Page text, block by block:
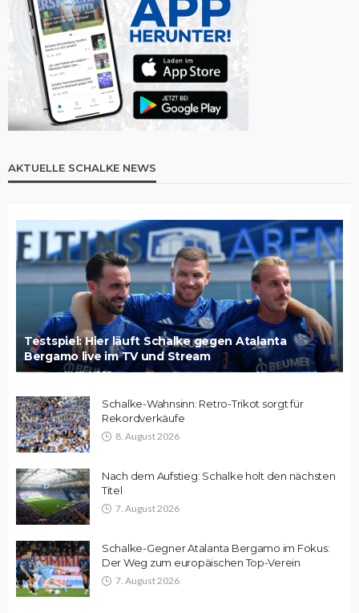
AKTUELLE SCHALKE NEWS
Testspiel: Hier läuft Schalke gegen Atalanta
Bergamo live im TV und Stream
Schalke-Wahnsinn: Retro-Trikot sorgt für
Rekordverkäufe
8. August 2026
Nach dem Aufstieg: Schalke holt den nächsten
Titel
7. August 2026
Schalke-Gegner Atalanta Bergamo im Fokus:
Der Weg zum europäischen Top-Verein
7. August 2026